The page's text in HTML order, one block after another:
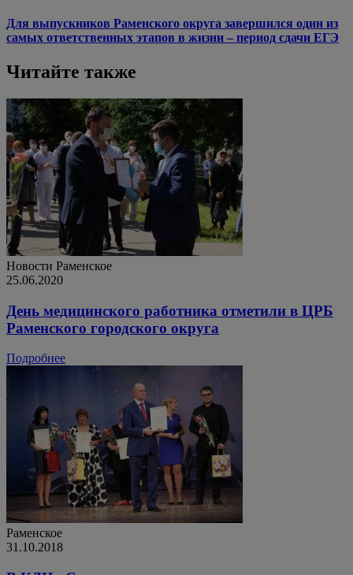
Для выпускников Раменского округа завершился один из
самых ответственных этапов в жизни – период сдачи ЕГЭ
Читайте также
Новости Раменское
25.06.2020
День медицинского работника отметили в ЦРБ
Раменского городского округа
Подробнее
Раменское
31.10.2018